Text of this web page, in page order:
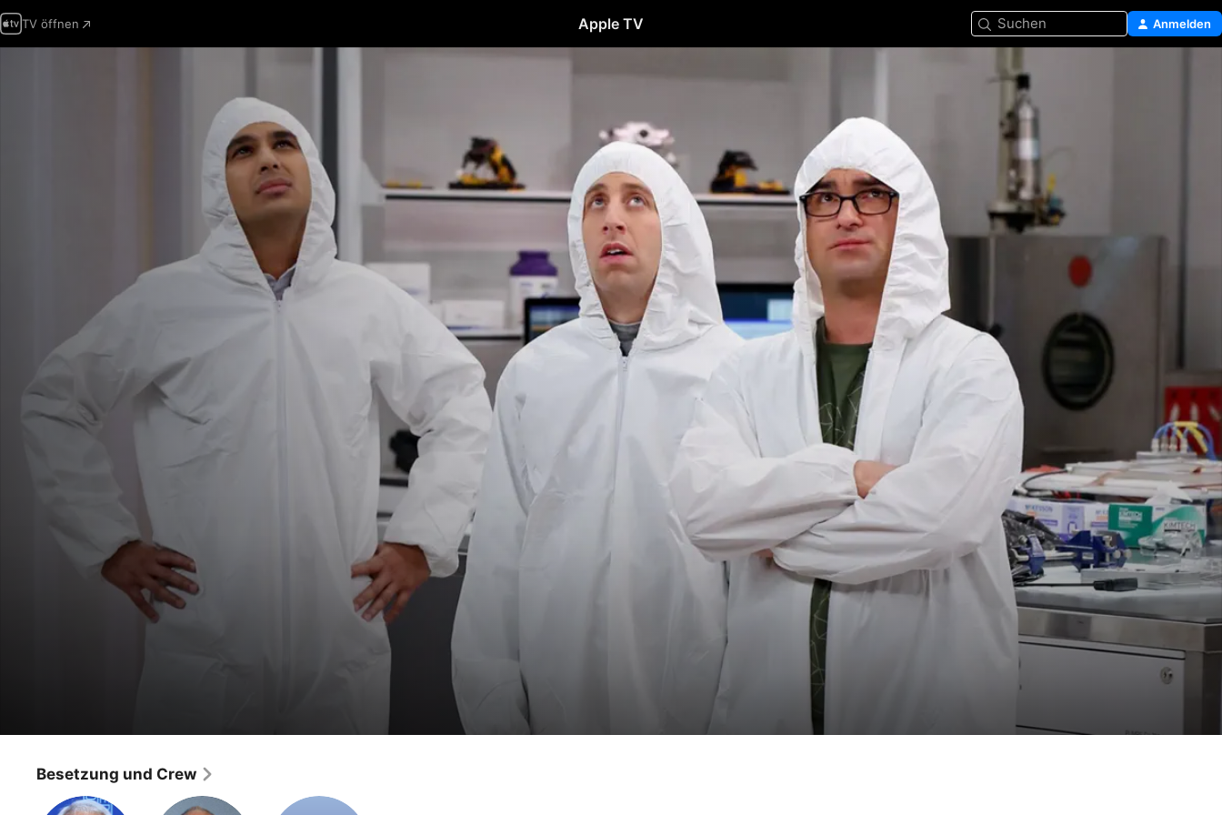
TV öffnen Apple TV Suchen Anmelden
Weihnachtswunder mit Taube
Comedy ·Romance
Besetzung und Crew